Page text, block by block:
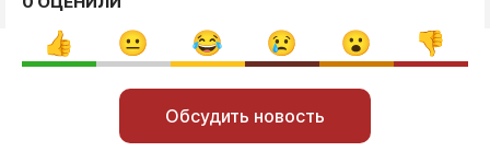
Обсудить новость